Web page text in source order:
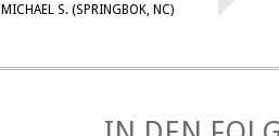
MICHAEL S. (SPRINGBOK, NC)